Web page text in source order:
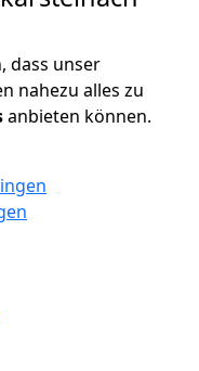
dass unser
nahezu alles zu
anbieten können.